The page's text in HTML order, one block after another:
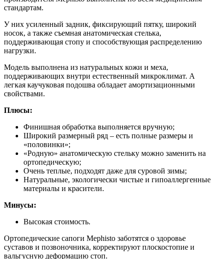
стандартам.
У них усиленный задник, фиксирующий пятку, широкий
носок, а также съемная анатомическая стелька,
поддерживающая стопу и способствующая распределению
нагрузки.
Модель выполнена из натуральных кожи и меха,
поддерживающих внутри естественный микроклимат. А
легкая каучуковая подошва обладает амортизационными
свойствами.
Плюсы:
Финишная обработка выполняется вручную;
Широкий размерный ряд – есть полные размеры и
«половинки»;
«Родную» анатомическую стельку можно заменить на
ортопедическую;
Очень теплые, подходят даже для суровой зимы;
Натуральные, экологически чистые и гипоаллергенные
материалы и красители.
Минусы:
Высокая стоимость.
Ортопедические сапоги Mephisto заботятся о здоровье
суставов и позвоночника, корректируют плоскостопие и
вальгусную деформацию стоп.